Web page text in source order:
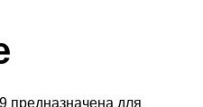
предназначена для